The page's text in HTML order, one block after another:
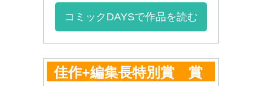
コミックDAYSで作品を読む
佳作+編集長特別賞 賞